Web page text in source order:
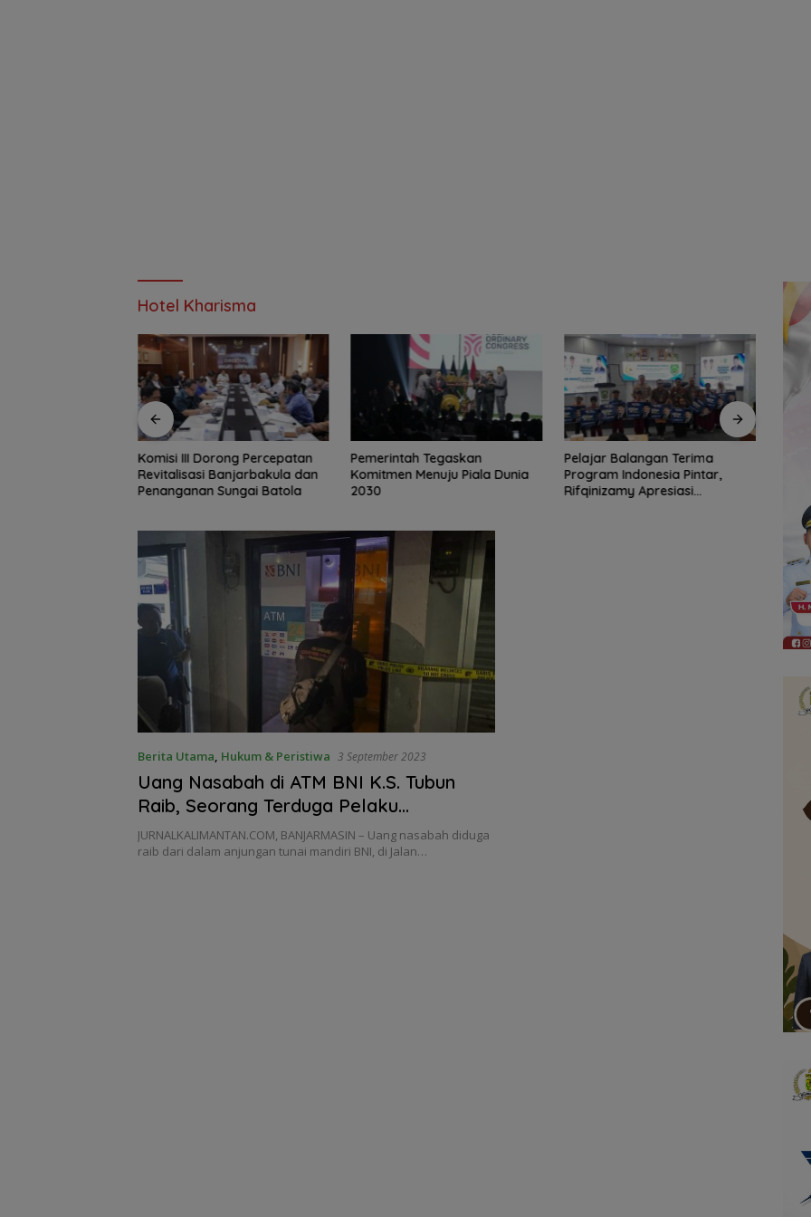
Hotel Kharisma
Pemerintah Tegaskan
Komitmen Menuju Piala Dunia
2030
Pelajar Balangan Terima
Program Indonesia Pintar,
Rifqinizamy Apresiasi
Pemkab Balangan Perkuat
Pendidikan Pesantren, Program
Beasiswa Santri Sudah
Berita Utama Hukum & Peristiwa 3 September 2023
Uang Nasabah di ATM BNI K.S. Tubun
Raib, Seorang Terduga Pelaku
Diamankan Polisi
JURNALKALIMANTAN.COM, BANJARMASIN – Uang nasabah diduga
raib dari dalam anjungan tunai mandiri BNI, di Jalan…